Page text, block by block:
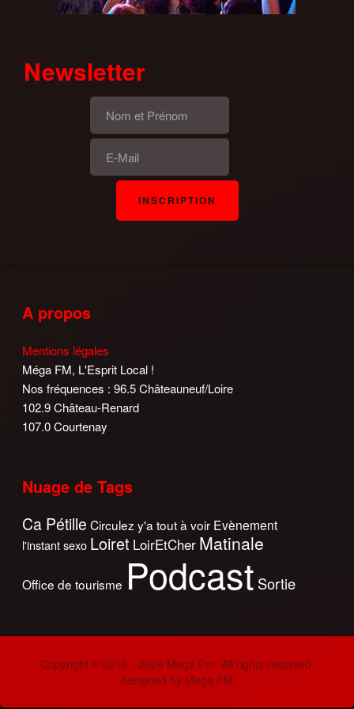
Newsletter
A propos
Mentions légales
Méga FM, L'Esprit Local !
Nos fréquences : 96.5 Châteauneuf/Loire
102.9 Château-Renard
107.0 Courtenay
Nuage de Tags
Ca Pétille Circulez y'a tout à voir Evènement
l'instant sexo Loiret LoirEtCher Matinale
Office de tourisme Podcast Sortie
Copyright © 2016 - 2026 Mega Fm. All rights reserved.
designed by Mega FM